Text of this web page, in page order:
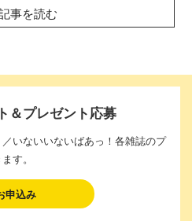
事を読む
＆プレゼント応募
いないいないばあっ！各雑誌のプ
す。
申込み